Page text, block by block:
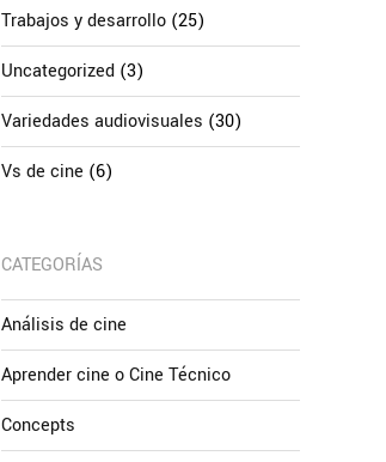
Trabajos y desarrollo (25)
Uncategorized (3)
Variedades audiovisuales (30)
Vs de cine (6)
CATEGORÍAS
Análisis de cine
Aprender cine o Cine Técnico
Concepts